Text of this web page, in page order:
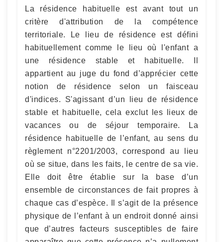
La résidence habituelle est avant tout un
critère d'attribution de la compétence
territoriale. Le lieu de résidence est défini
habituellement comme le lieu où l'enfant a
une résidence stable et habituelle. Il
appartient au juge du fond d’apprécier cette
notion de résidence selon un faisceau
d'indices. S'agissant d’un lieu de résidence
stable et habituelle, cela exclut les lieux de
vacances ou de séjour temporaire. La
résidence habituelle de l’enfant, au sens du
règlement n°2201/2003, correspond au lieu
où se situe, dans les faits, le centre de sa vie.
Elle doit être établie sur la base d’un
ensemble de circonstances de fait propres à
chaque cas d’espèce. Il s’agit de la présence
physique de l’enfant à un endroit donné ainsi
que d’autres facteurs susceptibles de faire